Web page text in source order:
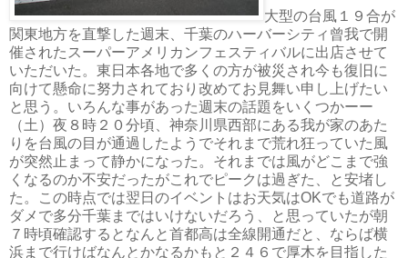
大型の台風１９合が
関東地方を直撃した週末、千葉のハーバーシティ曾我で開
催されたスーパーアメリカンフェスティバルに出店させて
いただいた。東日本各地で多くの方が被災され今も復旧に
向けて懸命に努力されており改めてお見舞い申し上げたい
と思う。いろんな事があった週末の話題をいくつかーー
（土）夜８時２０分頃、神奈川県西部にある我が家のあた
りを台風の目が通過したようでそれまで荒れ狂っていた風
が突然止まって静かになった。それまでは風がどこまで強
くなるのか不安だったがこれでピークは過ぎた、と安堵し
た。この時点では翌日のイベントはお天気はOKでも道路が
ダメで多分千葉まではいけないだろう、と思っていたが朝
７時頃確認するとなんと首都高は全線開通だと、ならば横
浜まで行けばなんとかなるかもと２４６で厚木を目指した